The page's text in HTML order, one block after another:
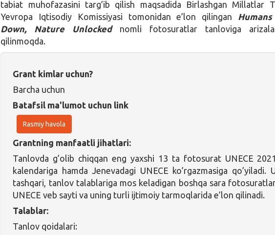
tabiat muhofazasini targ’ib qilish maqsadida Birlashgan Millatlar
Yevropa Iqtisodiy Komissiyasi tomonidan e’lon qilingan
Down, Nature Unlockednomli fotosuratlar tanloviga
qilinmoqda.
Grant kimlar uchun?
Barcha uchun
Batafsil ma'lumot uchun link
Rasmiy havola
Grantning manfaatli jihatlari:
Tanlovda g’olib chiqqan eng yaxshi 13 ta fotosurat UNECE
kalendariga hamda Jenevadagi UNECE ko’rgazmasiga qo’yiladi.
tashqari, tanlov talablariga mos keladigan boshqa sara
UNECE veb sayti va uning turli ijtimoiy tarmoqlarida e’lon qilinadi.
Talablar:
Tanlov qoidalari: